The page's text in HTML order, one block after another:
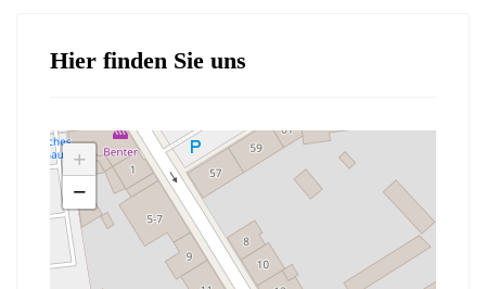
Hier finden Sie uns
+
−